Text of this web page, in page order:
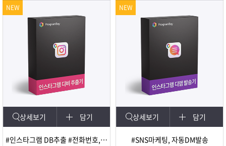
상세보기 담기
#인스타그램 DB추출 #전화번호, 이메일 추출
NEW
상세보기 담기
#SNS마케팅, 자동DM발송
NEW